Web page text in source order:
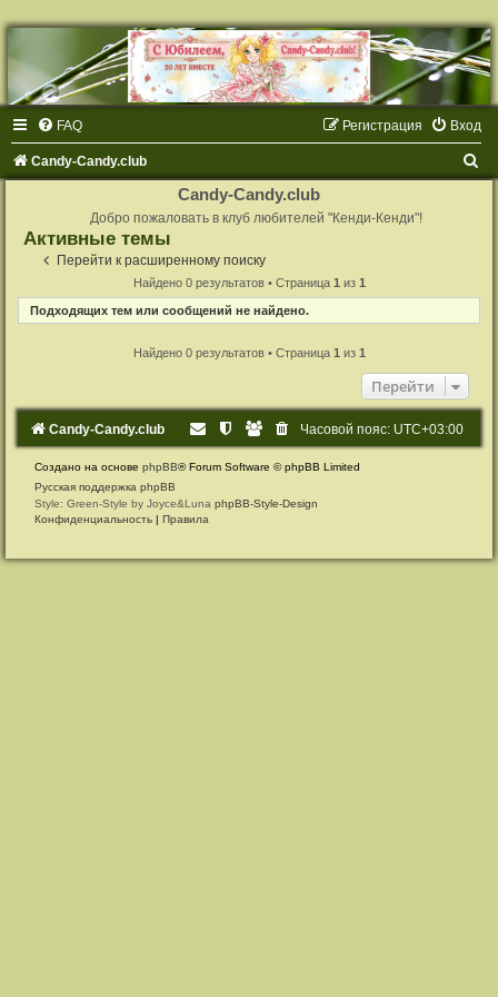
FAQ Вход
Регистрация
Candy-Candy.club
Candy-Candy.club
Добро пожаловать в клуб любителей "Кенди-Кенди"!
Активные темы
Перейти к расширенному поиску
Найдено 0 результатов • Страница 1 из 1
Подходящих тем или сообщений не найдено.
Найдено 0 результатов • Страница 1 из 1
Перейти
Candy-Candy.club Часовой пояс: UTC+03:00
Создано на основе phpBB® Forum Software © phpBB Limited
Русская поддержка phpBB
Style: Green-Style by Joyce&Luna phpBB-Style-Design
Конфиденциальность | Правила